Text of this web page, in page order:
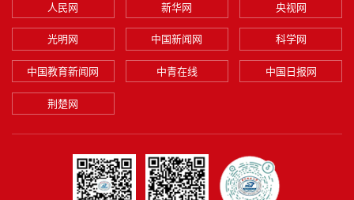
人民网 新华网 央视网
光明网 中国新闻网 科学网
中国教育新闻网 中青在线 中国日报网
荆楚网